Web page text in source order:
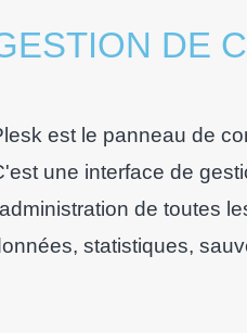
DE
est le panneau de
une interface de
de toutes
statistiques,